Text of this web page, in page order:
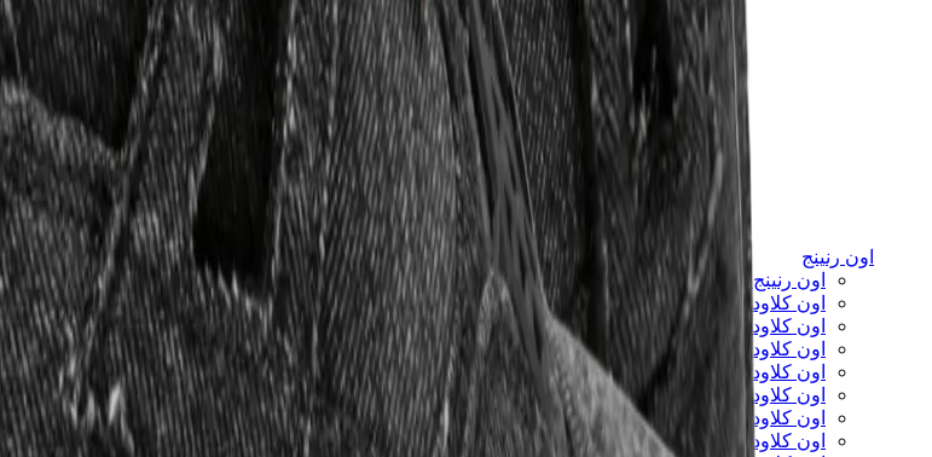
اون رنينج
اون رنينج x لويفي
اون كلاود 5
اون كلاود 6
اون كلاود x 3
اون كلاودنوفا
اون كلاودسولو
اون كلاودتيلت
اون كلاودفنتشر